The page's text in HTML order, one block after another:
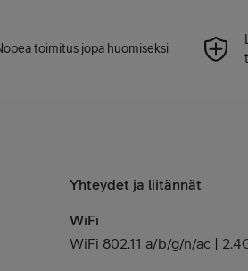
toimitus jopa huomiseksi
Yhteydet ja liitännät
WiFi
WiFi 802.11 a/b/g/n/ac |